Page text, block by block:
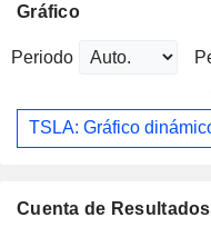
Gráfico
Periodo
TSLA: Gráfico
Cuenta de